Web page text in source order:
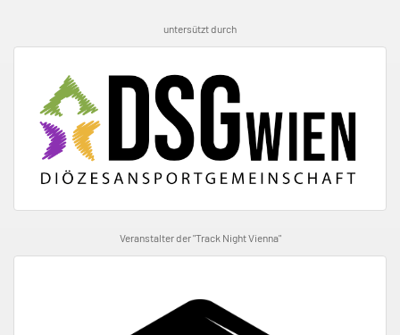
untersützt durch
Veranstalter der "Track Night Vienna"